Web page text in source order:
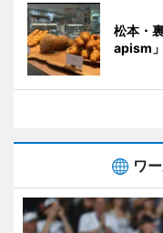
松本・
apism」
ワ